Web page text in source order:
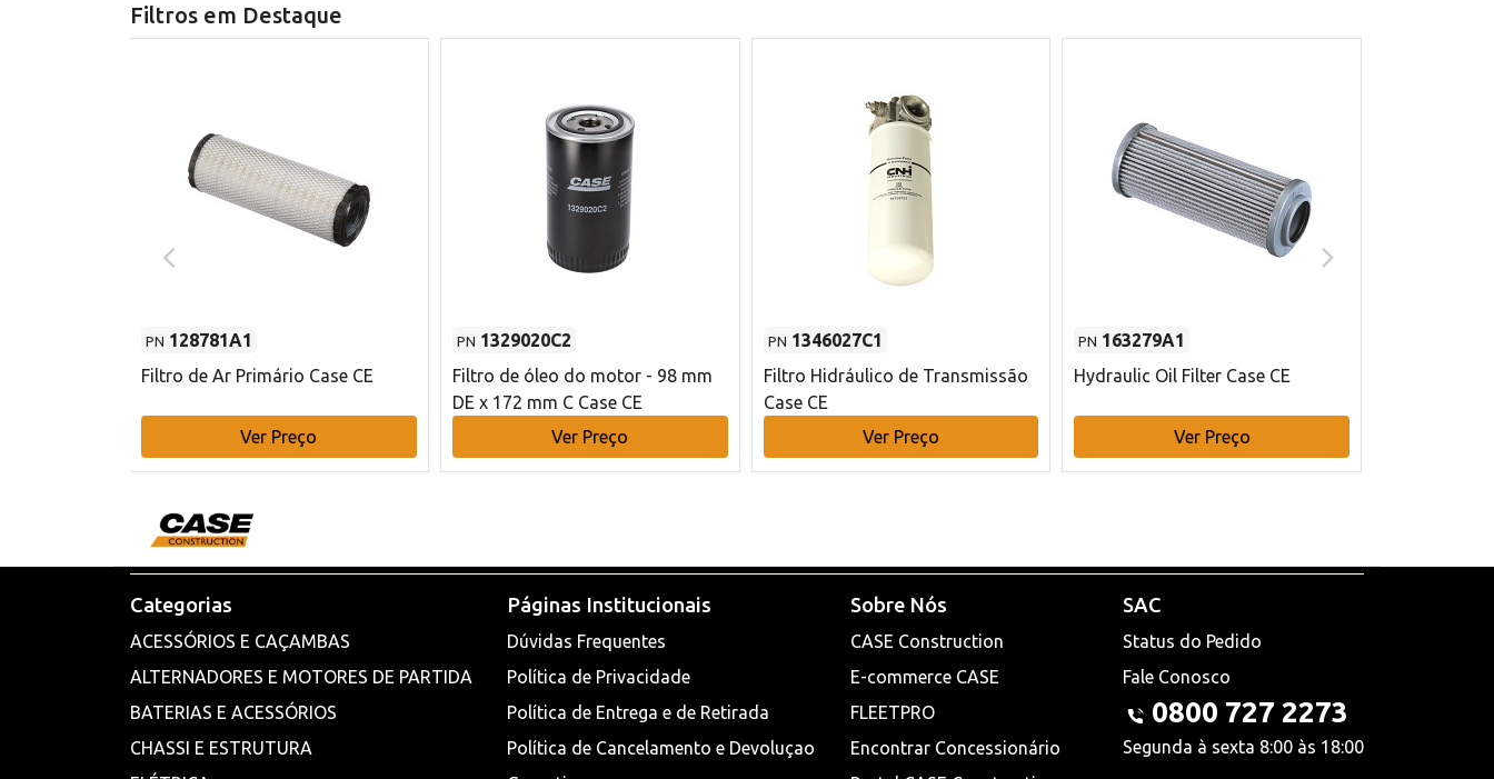
Filtros em Destaque
PN 128781A1
Filtro de Ar Primário Case CE
Ver Preço
PN 1329020C2
Filtro de óleo do motor - 98 mm
DE x 172 mm C Case CE
Ver Preço
PN 1346027C1
Filtro Hidráulico de Transmissão
Case CE
Ver Preço
PN 163279A1
Hydraulic Oil Filter Case CE
Ver Preço
Categorias
ACESSÓRIOS E CAÇAMBAS
ALTERNADORES E MOTORES DE PARTIDA
BATERIAS E ACESSÓRIOS
CHASSI E ESTRUTURA
Páginas Institucionais
Dúvidas Frequentes
Política de Privacidade
Política de Entrega e de Retirada
Política de Cancelamento e Devoluçao
Sobre Nós
CASE Construction
E-commerce CASE
FLEETPRO
Encontrar Concessionário
SAC
Status do Pedido
Fale Conosco
0800 727 2273
Segunda à sexta 8:00 às 18:00